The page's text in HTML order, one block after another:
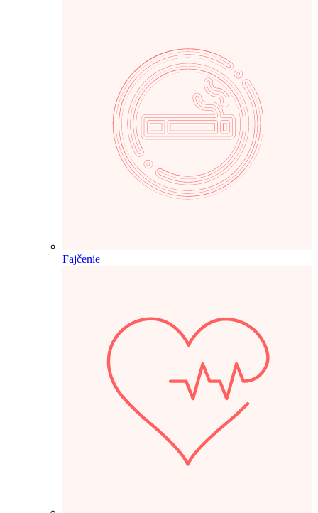
Fajčenie